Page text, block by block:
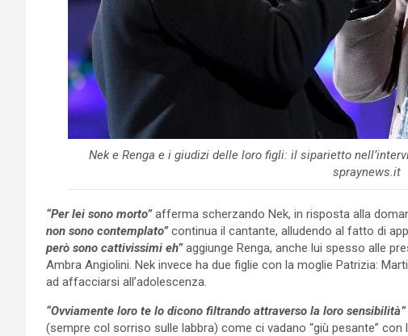
Nek e Renga e i giudizi delle loro figli: il siparietto
spraynews.it
“Per lei sono morto”afferma scherzando Nek, in risposta alla
non sono contemplato”continua il cantante, alludendo al fatto di
però sono cattivissimi eh” aggiunge Renga, anche lui spesso alle
Ambra Angiolini. Nek invece ha due figlie con la moglie Patrizia:
ad affacciarsi all’adolescenza.
“Ovviamente loro te lo dicono filtrando attraverso la loro sensibilità”
(sempre col sorriso sulle labbra) come ci vadano “giù pesante”